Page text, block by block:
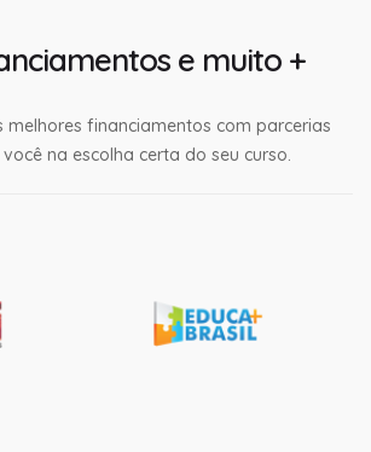
e muito +
melhores financiamentos com parcerias
na escolha certa do seu curso.